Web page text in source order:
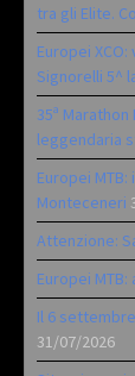
tra gli Elite.
Europei
Signorelli 5^
35ª
leggendaria
Europei
Monteceneri
Attenzione:
Europei MTB:
Il 6
31/07/2026